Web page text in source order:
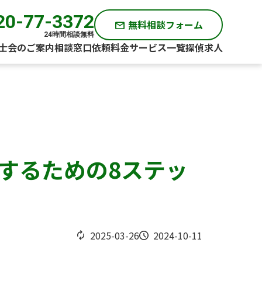
77-3372
24時間相談無料
mail 無料相談フォーム
会のご案内相談窓口依頼料金サービス一覧探偵求人
るための8ステッ
2025-03-26 2024-10-11